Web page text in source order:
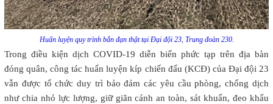
Huấn luyện quy trình bắn đạn thật tại Đại đội 23, Trung đoàn 230.
Trong điều kiện dịch COVID-19 diễn biến phức tạp trên địa bàn
đóng quân, công tác huấn luyện kíp chiến đấu (KCĐ) của Đại đội 23
vẫn được tổ chức duy trì bảo đảm các yêu cầu phòng, chống dịch
như chia nhỏ lực lượng, giữ giãn cánh an toàn, sát khuẩn, đeo khẩu